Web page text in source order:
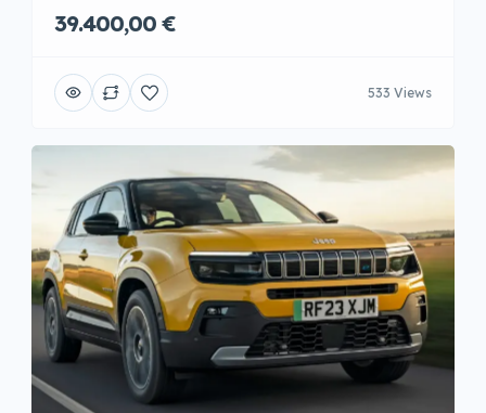
39.400,00 €
533 Views